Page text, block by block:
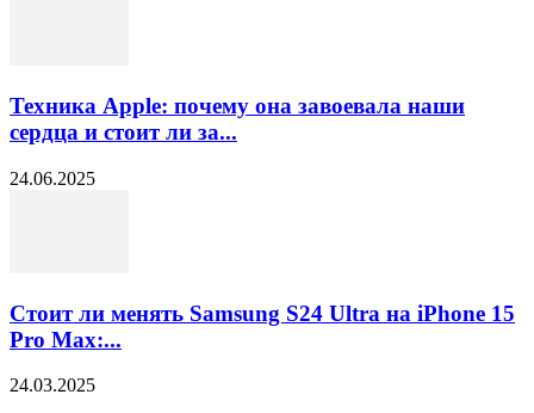
Техника Apple: почему она завоевала наши
сердца и стоит ли за...
24.06.2025
Стоит ли менять Samsung S24 Ultra на iPhone 15
Pro Max:...
24.03.2025